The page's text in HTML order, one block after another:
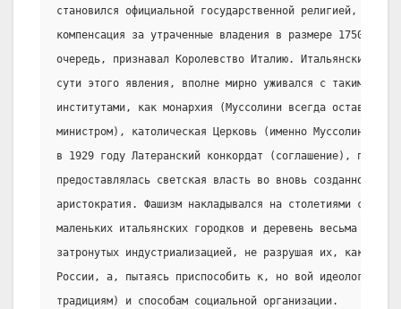
становился официальной государственной религией, и
компенсация за утраченные владения в размере 1750
очередь, признавал Королевство Италию. Итальянский
сути этого явления, вполне мирно уживался с такими
институтами, как монархия (Муссолини всегда оставался
министром), католическая Церковь (именно Муссолини
в 1929 году Латеранский конкордат (соглашение), по
предоставлялась светская власть во вновь созданном
аристократия. Фашизм накладывался на столетиями
маленьких итальянских городков и деревень весьма мало
затронутых индустриализацией, не разрушая их, как это
России, а, пытаясь приспособить к, но вой идеологии
традициям) и способам социальной организации.